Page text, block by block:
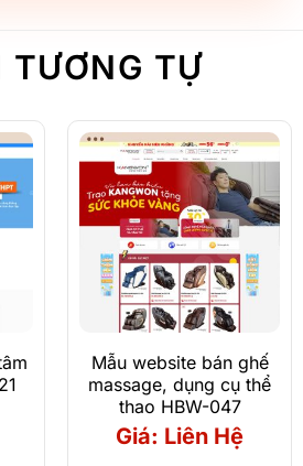
TƯƠNG TỰ
Mẫu website bán ghế
massage, dụng cụ thể
thao HBW-047
Giá: Liên Hệ